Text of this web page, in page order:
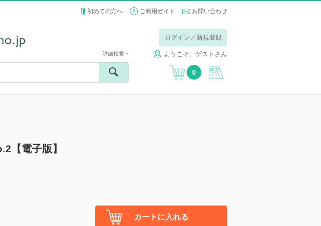
初めての方へ ご利用ガイド お問い合わせ
ログイン／新規登録
ようこそ、ゲストさん
詳細検索
0
【電子版】
カートに入れる